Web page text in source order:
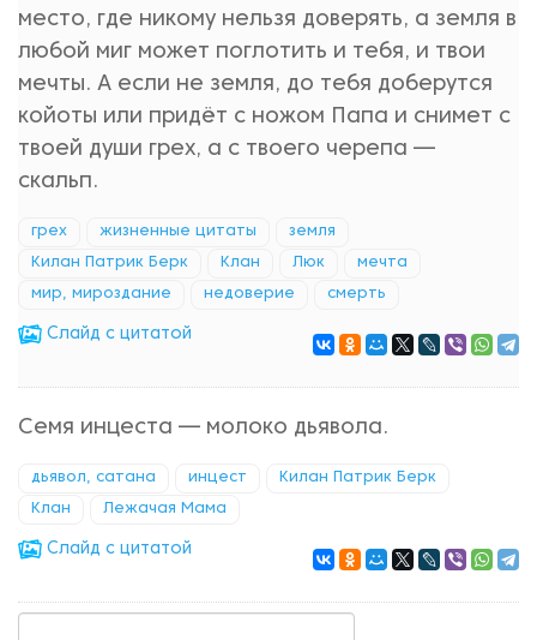
место, где никому нельзя доверять, а земля в
любой миг может поглотить и тебя, и твои
мечты. А если не земля, до тебя доберутся
койоты или придёт с ножом Папа и снимет с
твоей души грех, а с твоего черепа —
скальп.
грех жизненные цитаты земля
Килан Патрик Берк Клан Люк мечта
мир, мироздание недоверие смерть
Cлайд с цитатой
Семя инцеста — молоко дьявола.
дьявол, сатана инцест Килан Патрик Берк
Клан Лежачая Мама
Cлайд с цитатой